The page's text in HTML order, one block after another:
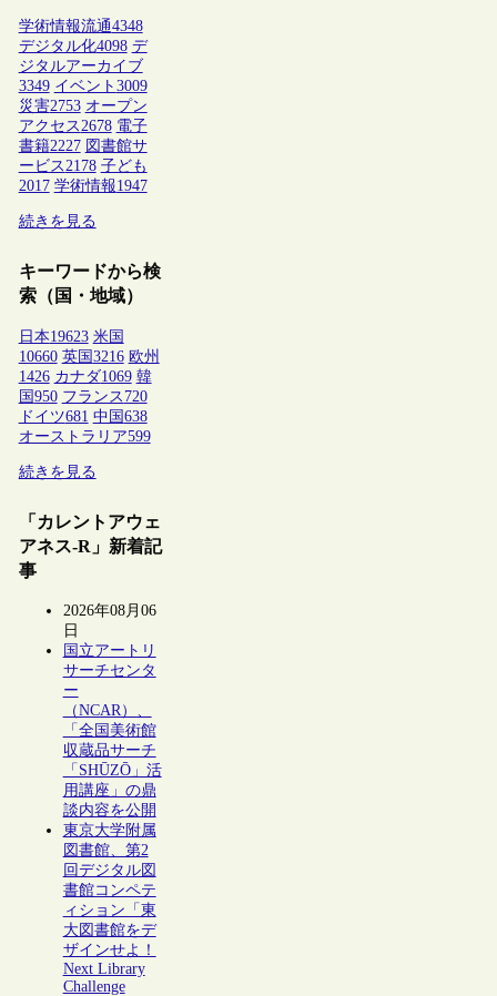
学術情報流通4348
デジタル化4098 デ
ジタルアーカイブ
3349 イベント 3009
災害2753 オープン
アクセス 2678 電子
書籍2227 図書館サ
ービス 2178 子ども
2017 学術情報1947
続きを見る
キーワードから検
索（国・地域）
日本19623 米国
10660 英国3216 欧州
1426 カナダ1069 韓
国950 フランス 720
ドイツ681 中国638
オーストラリア599
続きを見る
「カレントアウェ
アネス-R」新着記
事
2026年08月06
日
国立アートリ
サーチセンタ
ー
（NCAR）、
「全国美術館
収蔵品サーチ
「SHŪZŌ」活
用講座」の鼎
談内容を公開
東京大学附属
図書館、第2
回デジタル図
書館コンペテ
ィション「東
大図書館をデ
ザインせよ！
Next Library
Challenge